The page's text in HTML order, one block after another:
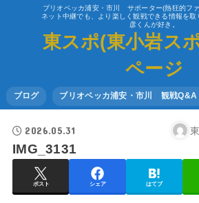
ブリオベッカ浦安・市川 サポーター(熱狂的フ
ネット中継でも、より楽しく観戦できる情報を
彦くんが好き。
東スポ(東小岩ス
ページ
ブログ ブリオベッカ浦安・市川 観戦Q&A
2026.05.31
IMG_3131
ポスト シェア はてブ